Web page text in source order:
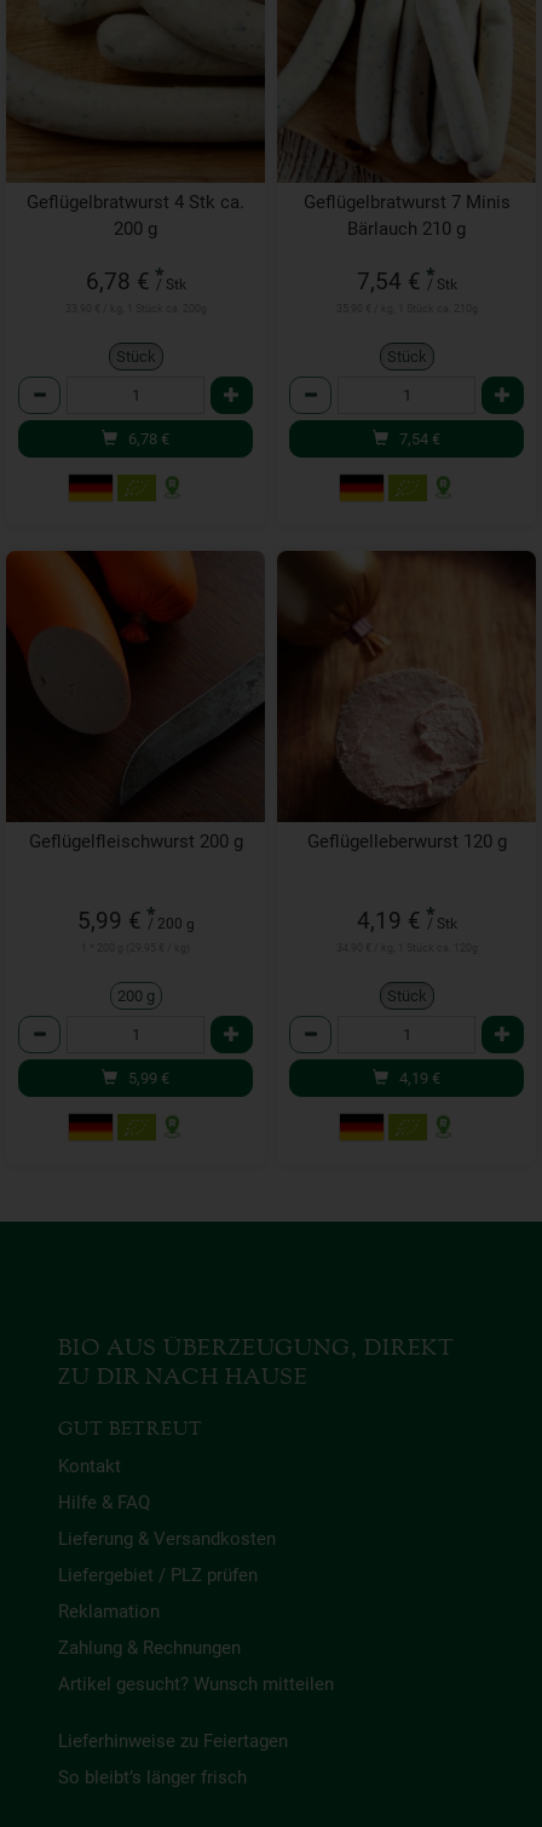
Geflügelbratwurst 4 Stk ca.
200 g
6,78 € *
/ Stk
Stück
Anzahl
6,78 €
Geflügelbratwurst 7 Minis
Bärlauch 210 g
7,54 € *
/ Stk
Stück
Anzahl
7,54 €
Geflügelfleischwurst 200 g
5,99 € *
/ 200 g
200 g
Anzahl
5,99 €
Geflügelleberwurst 120 g
4,19 € *
/ Stk
Stück
Anzahl
4,19 €
BIO AUS ÜBERZEUGUNG, DIREKT
ZU DIR NACH HAUSE
GUT BETREUT
Kontakt
Hilfe & FAQ
Lieferung & Versandkosten
Liefergebiet / PLZ prüfen
Reklamation
Zahlung & Rechnungen
Artikel gesucht? Wunsch mitteilen
Lieferhinweise zu Feiertagen
So bleibt’s länger frisch